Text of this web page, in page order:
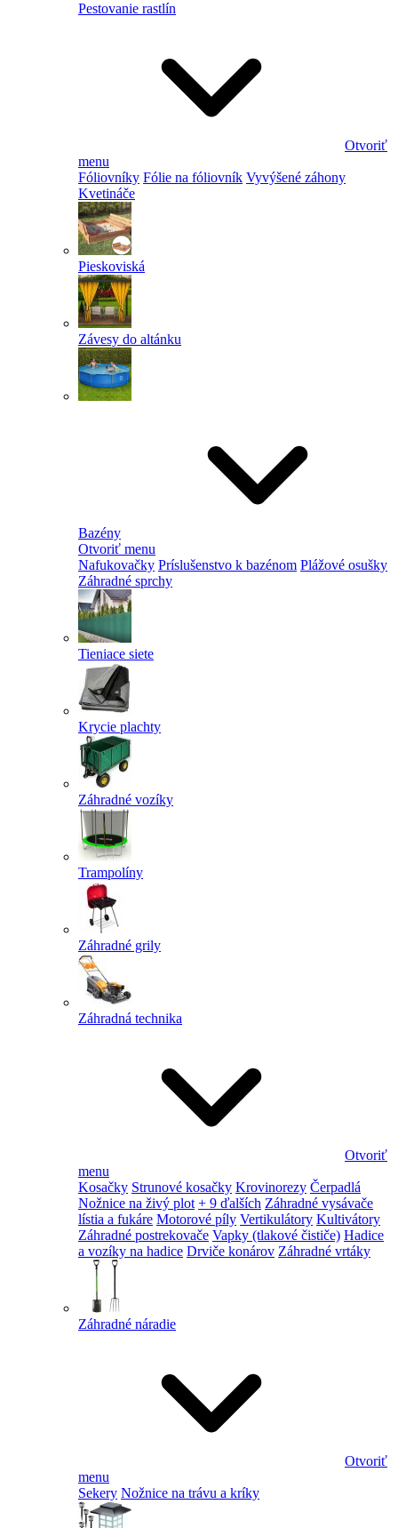
Pestovanie rastlín
Otvoriť
menu
Fóliovníky Fólie na fóliovník Vyvýšené záhony
Kvetináče
Pieskoviská
Závesy do altánku
Bazény
Otvoriť menu
Nafukovačky Príslušenstvo k bazénom Plážové osušky
Záhradné sprchy
Tieniace siete
Krycie plachty
Záhradné vozíky
Trampolíny
Záhradné grily
Záhradná technika
Otvoriť
menu
Kosačky Strunové kosačky Krovinorezy Čerpadlá
Nožnice na živý plot + 9 ďalších Záhradné vysávače
lístia a fukáre Motorové píly Vertikulátory Kultivátory
Záhradné postrekovače Vapky (tlakové čističe) Hadice
a vozíky na hadice Drviče konárov Záhradné vrtáky
Záhradné náradie
Otvoriť
menu
Sekery Nožnice na trávu a kríky